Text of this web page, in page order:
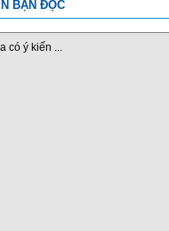
BẠN ĐỌC
có ý kiến ...